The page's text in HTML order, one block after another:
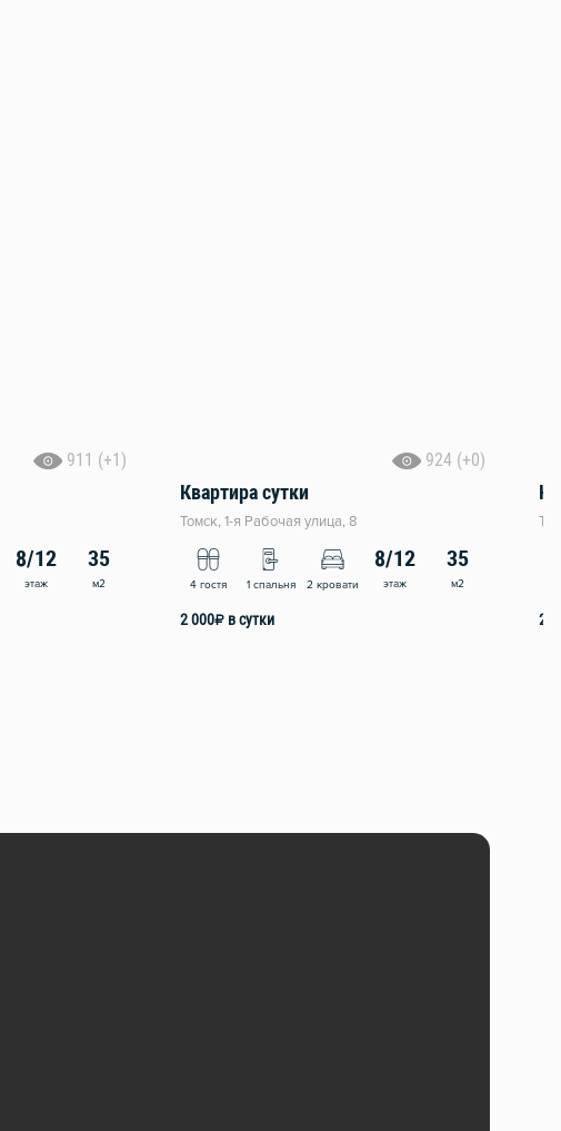
911 (+1)
8/12
этаж
35
м2
924 (+0)
Квартира сутки
Томск, 1-я Рабочая улица, 8
4 гостя 1 спальня 2 кровати
8/12
этаж
35
м2
2 000₽ в сутки 2